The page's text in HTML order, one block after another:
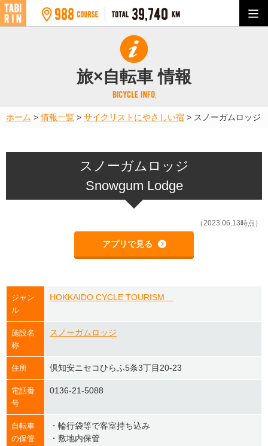
旅×自転車 情報
ホーム >情報一覧 > サイクリストにやさしい宿 > スノーガムロッジ
スノーガムロッジ
Snowgum Lodge
（2023.06.13時点）
アプリで見る
ジャン
ル
HOKKAIDO CYCLE TOURISM
施設名
称
スノーガムロッジ
住所 倶知安ニセコひらふ5条3丁目20-23
電話番
号
0136-21-5088
自転車
の保管
・輪行袋等で客室持ち込み
・敷地内保管